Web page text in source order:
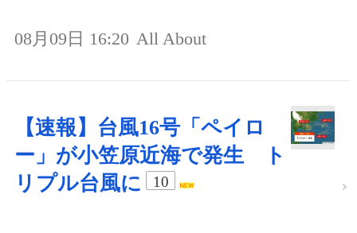
08月09日 16:20 All About
【速報】台風16号「ペイロ
ー」が小笠原近海で発生 ト
リプル台風に
10